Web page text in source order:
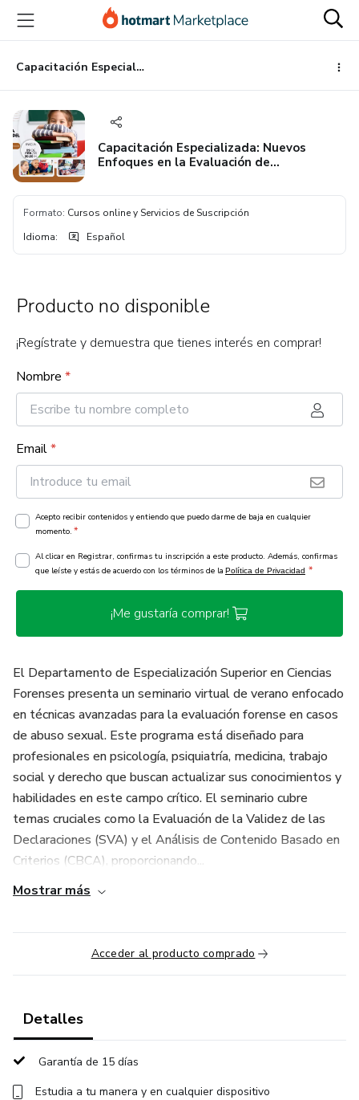
principal
página
de
página
Capacitación Especializada: Nuevos Enfoques en la Evaluación de Testimonios de Abuso Sexual
Capacitación Especializada: Nuevos
Enfoques en la Evaluación de
Formato: Cursos online y Servicios de Suscripción
Idioma: Español
Producto no disponible
¡Regístrate y demuestra que tienes interés en comprar!
Nombre *
Email*
Acepto recibir contenidos y entiendo que puedo darme de baja en cualquier
momento. *
Al clicar en Registrar, confirmas tu inscripción a este producto. Además, confirmas
que leíste y estás de acuerdo con los términos de la Política de Privacidad *
¡Me gustaría comprar!
El Departamento de Especialización Superior en Ciencias
Forenses presenta un seminario virtual de verano enfocado
en técnicas avanzadas para la evaluación forense en casos
de abuso sexual. Este programa está diseñado para
profesionales en psicología, psiquiatría, medicina, trabajo
social y derecho que buscan actualizar sus conocimientos y
habilidades en este campo crítico. El seminario cubre
temas cruciales como la Evaluación de la Validez de las
Declaraciones (SVA) y el Análisis de Contenido Basado en
Criterios (CBCA), proporcionando...
Mostrar más
Acceder al producto comprado
Detalles
Garantía de 15 días
Estudia a tu manera y en cualquier dispositivo